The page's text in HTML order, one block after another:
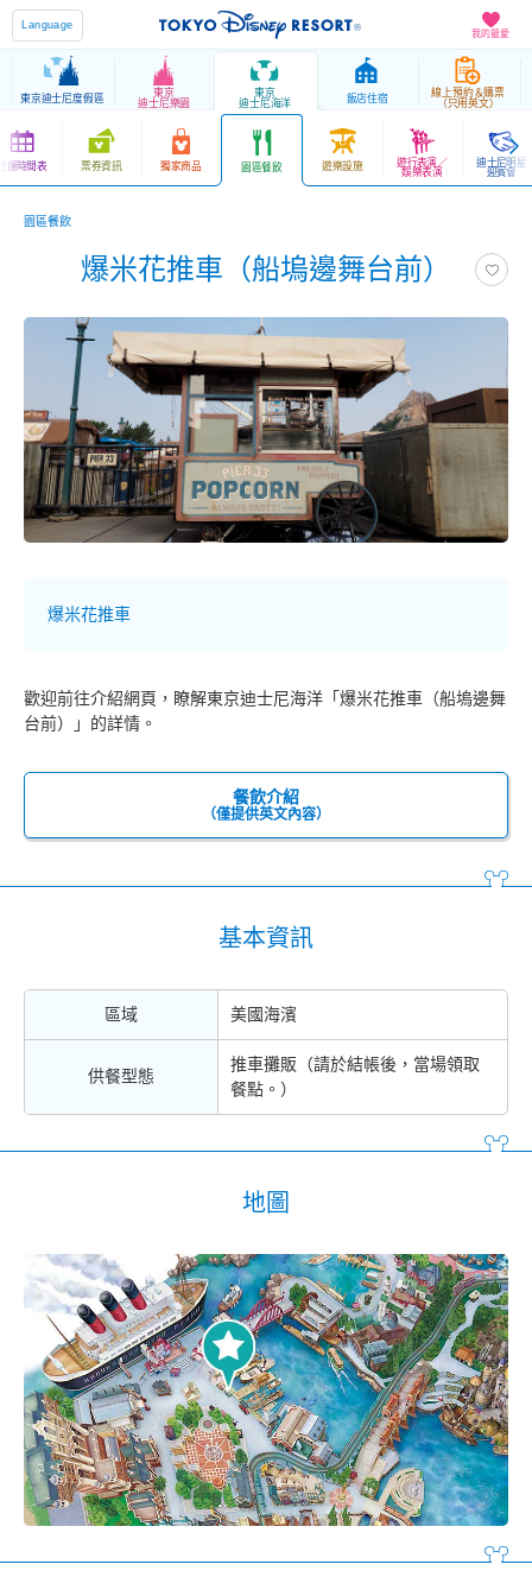
我的最愛
Language
東京迪士尼度假區
東京
迪士尼樂園
東京
迪士尼海洋
飯店住宿
線上預約＆購票
（只用英文）
運時間表 票券資訊 獨家商品 園區餐飲 遊樂設施 遊行表演／
娛樂表演
迪士尼明星
迎賓會
園區餐飲
爆米花推車（船塢邊舞台前）
爆米花推車
歡迎前往介紹網頁，瞭解東京迪士尼海洋「爆米花推車（船塢邊舞
台前）」的詳情。
餐飲介紹
（僅提供英文內容）
基本資訊
區域 美國海濱
供餐型態
推車攤販（請於結帳後，當場領取
餐點。）
地圖